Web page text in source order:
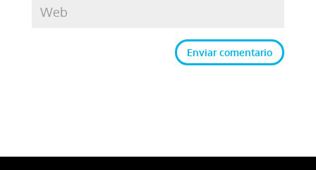
Enviar comentario